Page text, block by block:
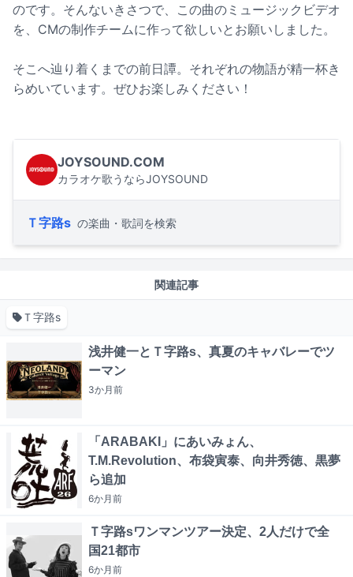
のです。そんないきさつで、この曲のミュージックビデオ
を、CMの制作チームに作って欲しいとお願いしました。
そこへ辿り着くまでの前日譚。それぞれの物語が精一杯き
らめいています。ぜひお楽しみください！
JOYSOUND.COM
カラオケ歌うならJOYSOUND
Ｔ字路s の楽曲・歌詞を検索
関連記事
Ｔ字路s
浅井健一とＴ字路s、真夏のキャバレーでツ
ーマン
3か月前
「ARABAKI」にあいみょん、
T.M.Revolution、布袋寅泰、向井秀徳、黒夢
ら追加
6か月前
Ｔ字路sワンマンツアー決定、2人だけで全
国21都市
6か月前